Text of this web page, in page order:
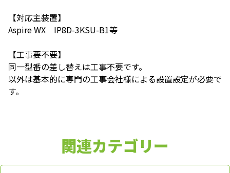
【対応主装置】
Aspire WX IP8D-3KSU-B1等
【工事要不要】
同一型番の差し替えは工事不要です。
以外は基本的に専門の工事会社様による設置設定が必要で
す。
関連カテゴリー